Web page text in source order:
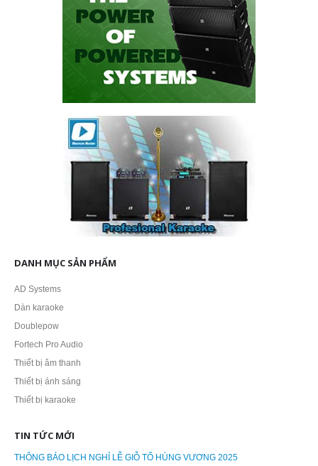
DANH MỤC SẢN PHẨM
AD Systems
Dàn karaoke
Doublepow
Fortech Pro Audio
Thiết bị âm thanh
Thiết bị ánh sáng
Thiết bị karaoke
TIN TỨC MỚI
THÔNG BÁO LỊCH NGHỈ LỄ GIỖ TỔ HÙNG VƯƠNG 2025